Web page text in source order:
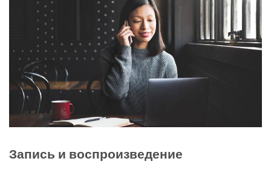
Запись и воспроизведение